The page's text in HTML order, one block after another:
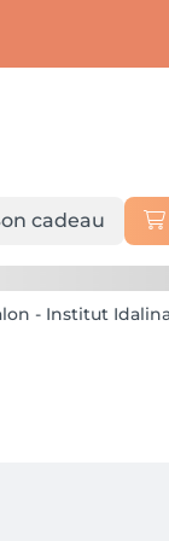
cadeau